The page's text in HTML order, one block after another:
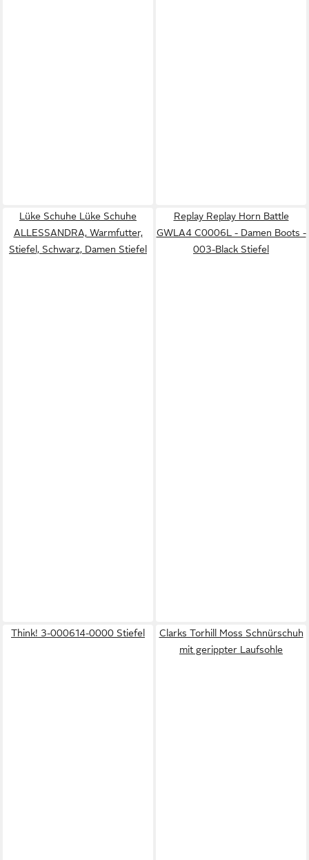
Lüke Schuhe Lüke Schuhe
ALLESSANDRA, Warmfutter,
Stiefel, Schwarz, Damen Stiefel
Replay Replay Horn Battle
GWLA4 C0006L - Damen Boots -
003-Black Stiefel
Think! 3-000614-0000 Stiefel
Clarks Torhill Moss Schnürschuh
mit gerippter Laufsohle